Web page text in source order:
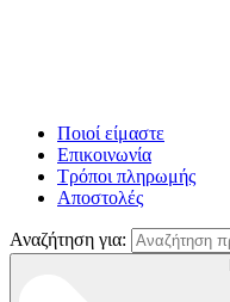
Ποιοί είμαστε
Επικοινωνία
Τρόποι πληρωμής
Αποστολές
Αναζήτηση για: